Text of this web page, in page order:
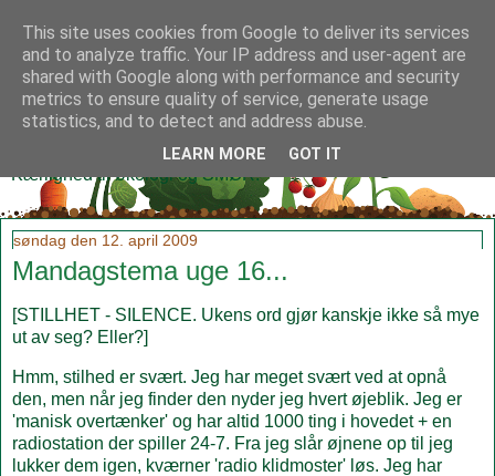
Klidmoster.dk
Kærlighed til økologi og SMØR!
søndag den 12. april 2009
Mandagstema uge 16...
[STILLHET - SILENCE. Ukens ord gjør kanskje ikke så mye
ut av seg? Eller?]
Hmm, stilhed er svært. Jeg har meget svært ved at opnå
den, men når jeg finder den nyder jeg hvert øjeblik. Jeg er
'manisk overtænker' og har altid 1000 ting i hovedet + en
radiostation der spiller 24-7. Fra jeg slår øjnene op til jeg
lukker dem igen, kværner 'radio klidmoster' løs. Jeg har
This site uses cookies from Google to deliver its services
and to analyze traffic. Your IP address and user-agent are
shared with Google along with performance and security
metrics to ensure quality of service, generate usage
statistics, and to detect and address abuse.
LEARN MORE GOT IT